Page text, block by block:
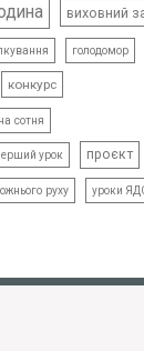
виховний
голодомор
конкурс
сотня
урок проєкт
руху уроки